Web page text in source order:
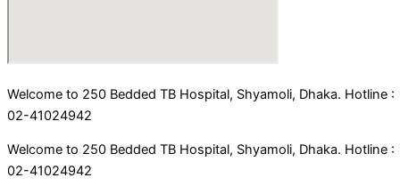
Welcome to 250 Bedded TB Hospital, Shyamoli, Dhaka. Hotline :
02-41024942
Welcome to 250 Bedded TB Hospital, Shyamoli, Dhaka. Hotline :
02-41024942